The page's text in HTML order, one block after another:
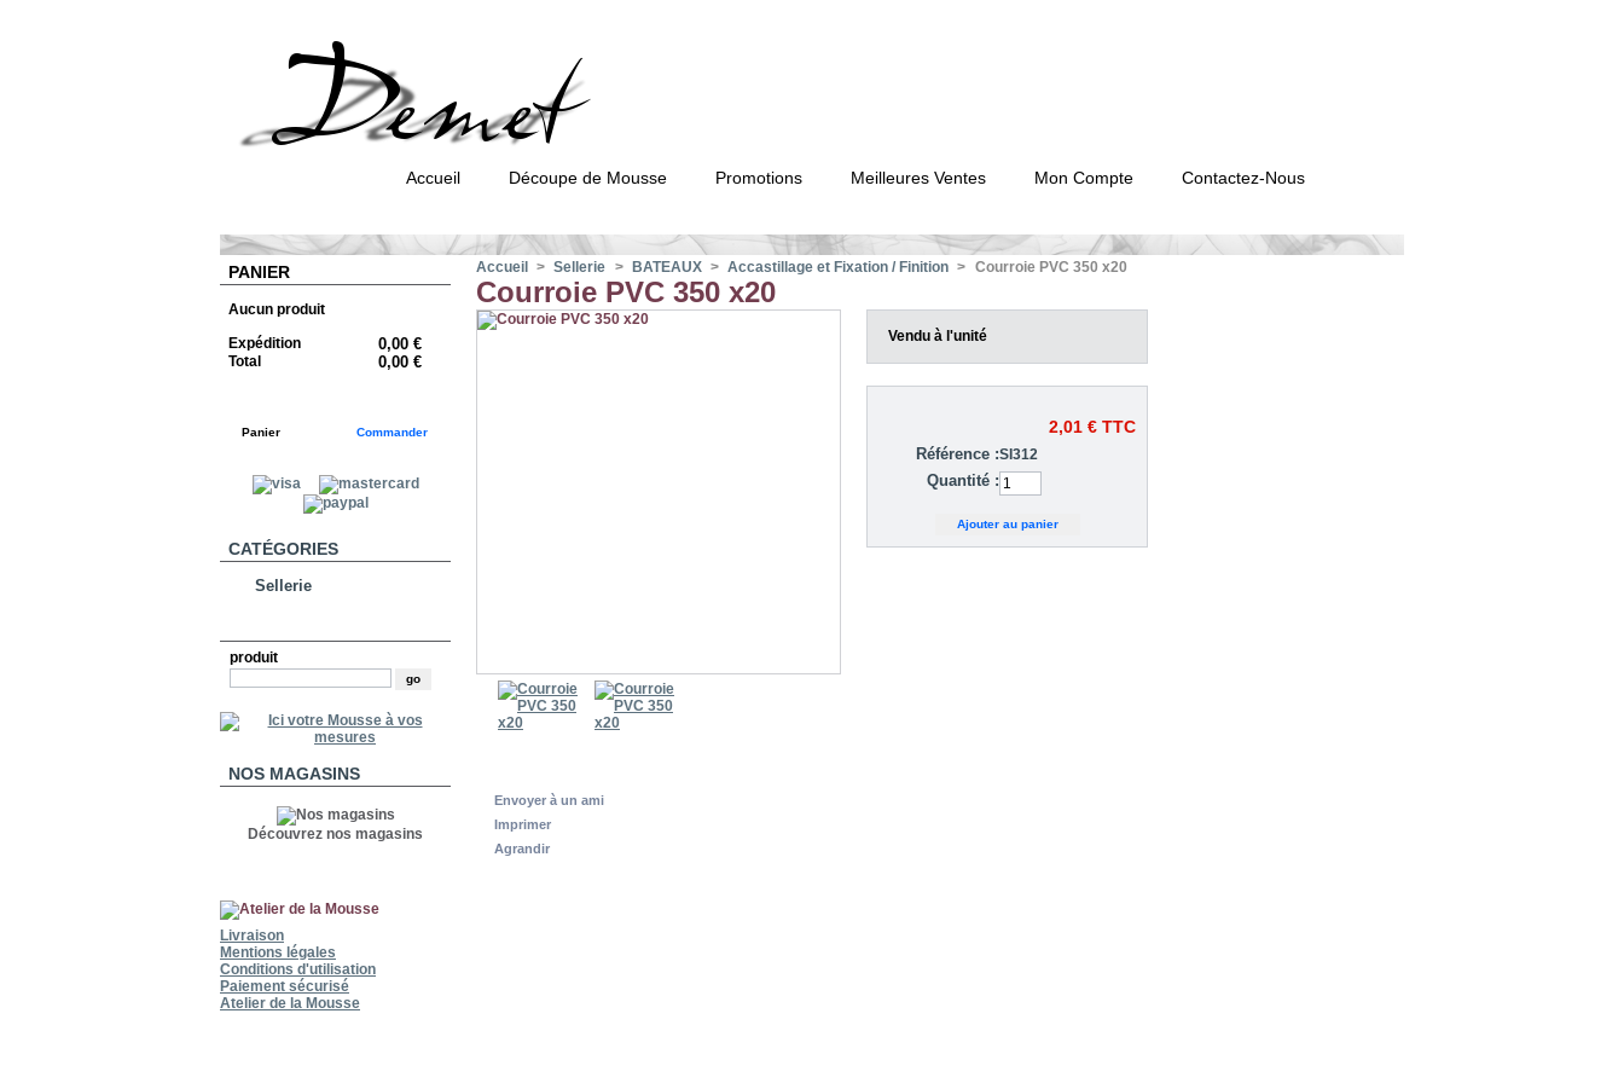
Accueil Découpe de Mousse Promotions Meilleures Ventes Mon Compte Contactez-Nous
PANIER
Aucun produit
Expédition
0,00 €
Total 0,00 €
Panier Commander
CATÉGORIES
Sellerie
produit
NOS MAGASINS
Découvrez nos magasins
Accueil > Sellerie > BATEAUX > Accastillage et Fixation / Finition > Courroie PVC 350 x20
Courroie PVC 350 x20
Envoyer à un ami
Imprimer
Agrandir
Vendu à l'unité
2,01 €TTC
Référence :SI312
Quantité :
Livraison
Mentions légales
Conditions d'utilisation
Paiement sécurisé
Atelier de la Mousse